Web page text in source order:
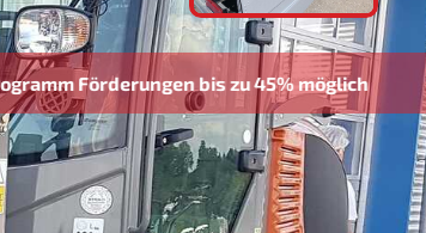
bis zu 45% möglich